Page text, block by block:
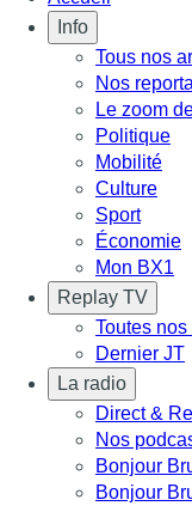
Info
Tous nos
Nos
Le zoom
Politique
Mobilité
Culture
Sport
Économie
Mon BX1
Replay TV
Toutes
Dernier JT
La radio
Direct &
Nos
Bonjour
Bonjour